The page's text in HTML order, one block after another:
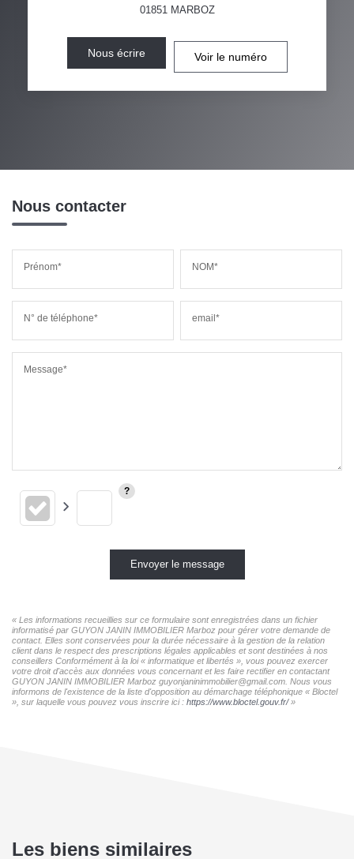
01851 MARBOZ
Nous écrire Voir le numéro
Nous contacter
Prénom* NOM*
N° de téléphone* email*
Message*
Envoyer le message
« Les informations recueillies sur ce formulaire sont enregistrées dans un fichier
informatisé par GUYON JANIN IMMOBILIER Marboz pour gérer votre demande de
contact. Elles sont conservées pour la durée nécessaire à la gestion de la relation
client dans le respect des prescriptions légales applicables et sont destinées à nos
conseillers Conformément à la loi « informatique et libertés », vous pouvez exercer
votre droit d'accès aux données vous concernant et les faire rectifier en contactant
GUYON JANIN IMMOBILIER Marboz guyonjaninimmobilier@gmail.com. Nous vous
informons de l'existence de la liste d'opposition au démarchage téléphonique « Bloctel
», sur laquelle vous pouvez vous inscrire ici : https://www.bloctel.gouv.fr/»
Les biens similaires